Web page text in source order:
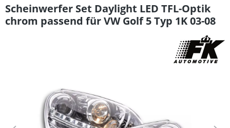
Scheinwerfer Set Daylight LED TFL-Optik
chrom passend für VW Golf 5 Typ 1K 03-08